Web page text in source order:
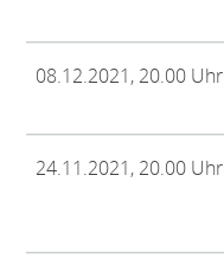
08.12.2021, 20.00 Uhr
24.11.2021, 20.00 Uhr